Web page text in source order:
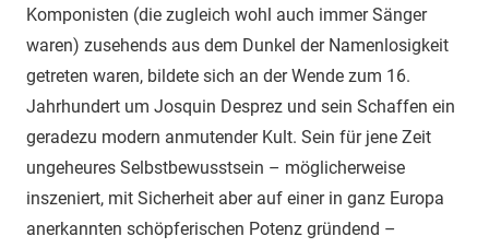
Komponisten (die zugleich wohl auch immer Sänger
waren) zusehends aus dem Dunkel der Namenlosigkeit
getreten waren, bildete sich an der Wende zum 16.
Jahrhundert um Josquin Desprez und sein Schaffen ein
geradezu modern anmutender Kult. Sein für jene Zeit
ungeheures Selbstbewusstsein – möglicherweise
inszeniert, mit Sicherheit aber auf einer in ganz Europa
anerkannten schöpferischen Potenz gründend –